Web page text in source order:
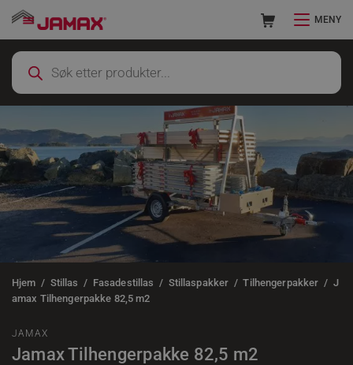
MENY
Hjem Stillas Fasadestillas Stillaspakker Tilhengerpakker
J
amax Tilhengerpakke 82,5 m2
JAMAX
Jamax Tilhengerpakke 82,5 m2